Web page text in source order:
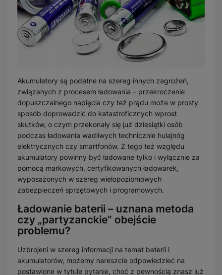
Akumulatory są podatne na szereg innych zagrożeń,
związanych z procesem ładowania – przekroczenie
dopuszczalnego napięcia czy też prądu może w prosty
sposób doprowadzić do katastroficznych wprost
skutków, o czym przekonały się już dziesiątki osób
podczas ładowania wadliwych technicznie hulajnóg
elektrycznych czy smartfonów. Z tego też względu
akumulatory powinny być ładowane tylko i wyłącznie za
pomocą markowych, certyfikowanych ładowarek,
wyposażonych w szereg wielopoziomowych
zabezpieczeń sprzętowych i programowych.
Ładowanie baterii – uznana metoda
czy „partyzanckie” obejście
problemu?
Uzbrojeni w szereg informacji na temat baterii i
akumulatorów, możemy nareszcie odpowiedzieć na
postawione w tytule pytanie, choć z pewnością znasz już